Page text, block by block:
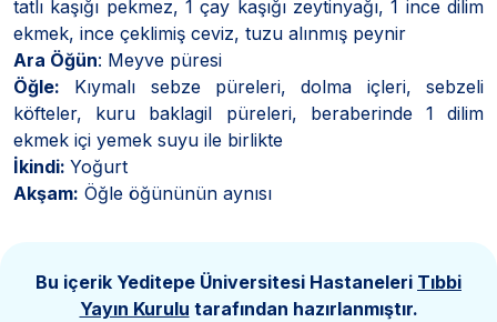
tatlı kaşığı pekmez, 1 çay kaşığı zeytinyağı, 1 ince dilim
ekmek, ince çeklimiş ceviz, tuzu alınmış peynir
Ara Öğün: Meyve püresi
Öğle: Kıymalı sebze püreleri, dolma içleri, sebzeli
köfteler, kuru baklagil püreleri, beraberinde 1 dilim
ekmek içi yemek suyu ile birlikte
İkindi: Yoğurt
Akşam: Öğle öğününün aynısı
Bu içerik Yeditepe Üniversitesi Hastaneleri Tıbbi
Yayın Kurulu tarafından hazırlanmıştır.